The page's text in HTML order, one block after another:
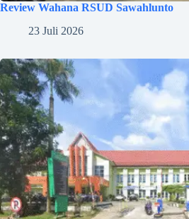
Review Wahana RSUD Sawahlunto
23 Juli 2026